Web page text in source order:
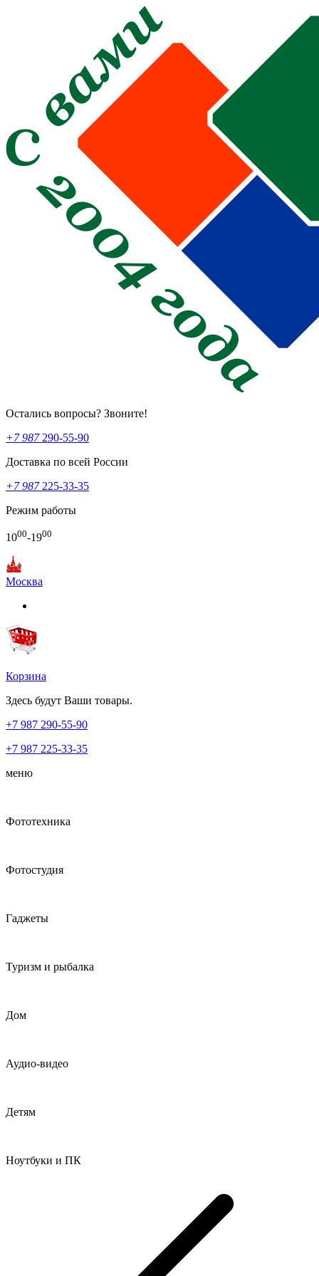
Остались вопросы? Звоните!
+7 987290-55-90
Доставка по всей России
+7 987225-33-35
Режим работы
1000-1900
Москва
Корзина
Здесь будут Ваши товары.
+7 987 290-55-90
+7 987 225-33-35
меню
Фототехника
Фотостудия
Гаджеты
Туризм и рыбалка
Дом
Аудио-видео
Детям
Ноутбуки и ПК